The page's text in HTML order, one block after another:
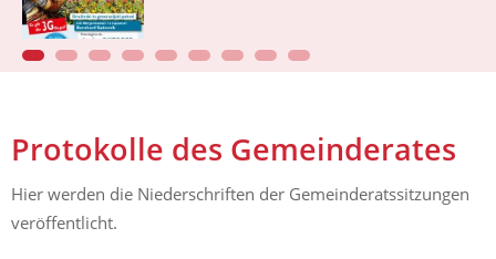
Protokolle des Gemeinderates
Hier werden die Niederschriften der Gemeinderatssitzungen
veröffentlicht.